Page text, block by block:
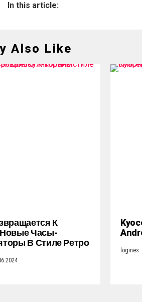
In this article:
Also Like
К
Часы-
В Стиле Ретро
logines